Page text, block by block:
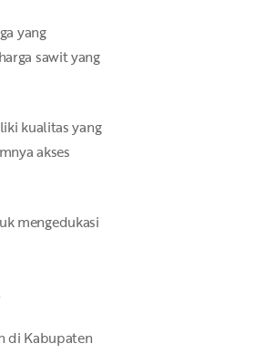
yang
sawit yang
kualitas yang
akses
mengedukasi
di Kabupaten